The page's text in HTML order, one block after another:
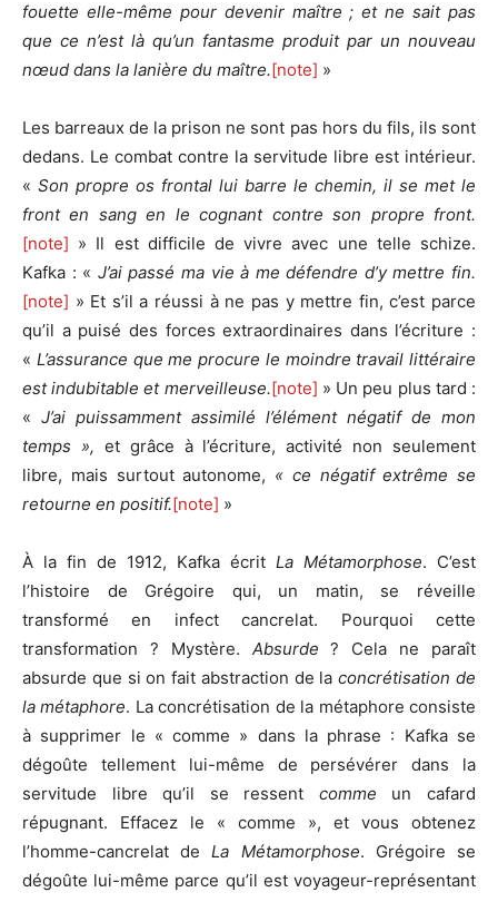
fouette elle-même pour devenir maître ; et ne sait pas
que ce n’est là qu’un fantasme produit par un nouveau
nœud dans la lanière du maître.[note] »
Les barreaux de la prison ne sont pas hors du fils, ils sont
dedans. Le combat contre la servitude libre est intérieur.
« Son propre os frontal lui barre le chemin, il se met le
front en sang en le cognant contre son propre front.
[note] » Il est difficile de vivre avec une telle schize.
Kafka : « J’ai passé ma vie à me défendre d’y mettre fin.
[note] » Et s’il a réussi à ne pas y mettre fin, c’est parce
qu’il a puisé des forces extraordinaires dans l’écriture :
« L’assurance que me procure le moindre travail littéraire
est indubitable et merveilleuse.[note] » Un peu plus tard :
« J’ai puissamment assimilé l’élément négatif de mon
temps », et grâce à l’écriture, activité non seulement
libre, mais surtout autonome, « ce négatif extrême se
retourne en positif.[note] »
À la fin de 1912, Kafka écrit La Métamorphose. C’est
l’histoire de Grégoire qui, un matin, se réveille
transformé en infect cancrelat. Pourquoi cette
transformation ? Mystère. Absurde ? Cela ne paraît
absurde que si on fait abstraction de laconcrétisation de
la métaphore. La concrétisation de la métaphore consiste
à supprimer le « comme » dans la phrase : Kafka se
dégoûte tellement lui-même de persévérer dans la
servitude libre qu’il se ressent comme un cafard
répugnant. Effacez le « comme », et vous obtenez
l’homme-cancrelat deLa Métamorphose. Grégoire se
dégoûte lui-même parce qu’il est voyageur-représentant